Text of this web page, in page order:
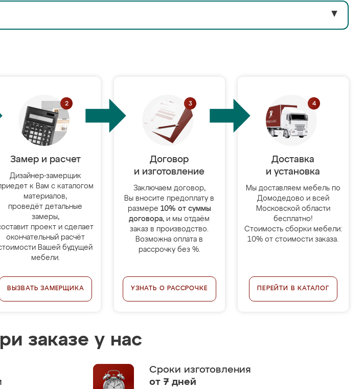
▼
Замер и расчет
Дизайнер-замерщик
к Вам с каталогом
материалов,
проведёт детальные
замеры,
проект и сделает
окончательный расчёт
Вашей будущей
мебели.
ВЫЗВАТЬ ЗАМЕРЩИКА
Договор
и изготовление
Заключаем договор,
Вы вносите предоплату в
размере 10% от суммы
договора, и мы отдаём
заказ в производство.
Возможна оплата в
рассрочку без %.
УЗНАТЬ О РАССРОЧКЕ
Доставка
и установка
Мы доставляем мебель по
Домодедово и всей
Московской области
бесплатно!
Стоимость сборки мебели:
10% от стоимости заказа.
ПЕРЕЙТИ В КАТАЛОГ
заказе у нас
Сроки изготовления
от 7 дней